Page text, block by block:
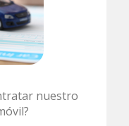
nuestro